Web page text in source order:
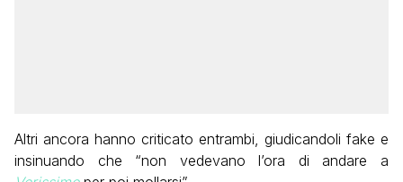
Altri ancora hanno criticato entrambi, giudicandoli fake e
insinuando che “non vedevano l’ora di andare a